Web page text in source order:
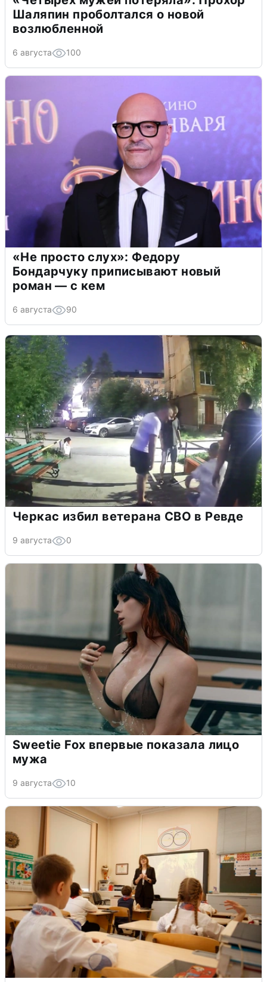
Шаляпин проболтался о новой
возлюбленной
6 августа 100
«Не просто слух»: Федору
Бондарчуку приписывают новый
роман — с кем
6 августа 90
Черкас избил ветерана СВО в Ревде
9 августа 0
Sweetie Fox впервые показала лицо
мужа
9 августа 10